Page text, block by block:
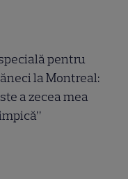
pentru
la Montreal:
a zecea mea